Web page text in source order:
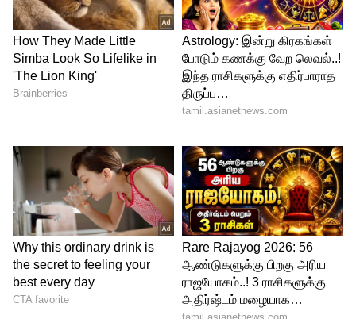
பண்ணுங்க:
புல்லட்ல மைலேஜ் திடீர்னு டிராப் ஆகுதா?
மெக்கானிக் கிட்ட ஓடாதீங்க. ஸ்பார்க்
பிளக்கை கழட்டிப் பாருங்க. அதுல கறையோ
அல்லது கரியோ படிஞ்சிருந்தா, ஒரு
தேய்ச்சுட்டு மாட்டுங்க. கரன்ட் ஸ்பார்க்
பக்காவா இருக்கும், மைலேஜும் எகிறும்!
5
5